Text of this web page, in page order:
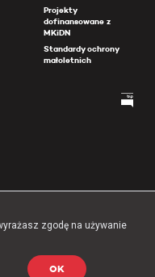
Projekty
dofinansowane z
MKiDN
Standardy ochrony
małoletnich
Warszawskiego
zgodę na używanie
OK